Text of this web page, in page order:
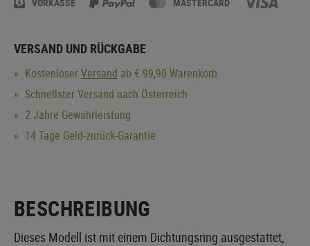
VERSAND UND RÜCKGABE
KostenloserVersand ab € 99,90 Warenkorb
Schnellster Versand nach Österreich
2 Jahre Gewährleistung
14 Tage Geld-zurück-Garantie
BESCHREIBUNG
Dieses Modell ist mit einem Dichtungsring ausgestattet,